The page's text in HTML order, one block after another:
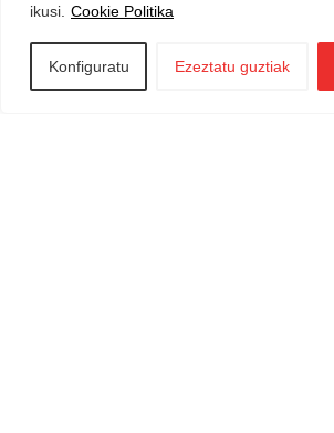
ikusi. Cookie Politika
Konfiguratu Ezeztatu guztiak